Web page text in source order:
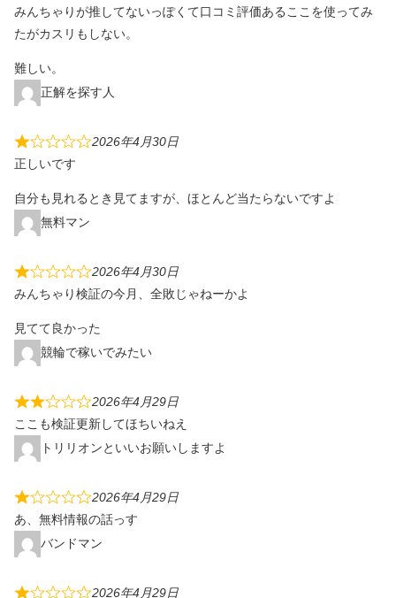
みんちゃりが推してないっぽくて口コミ評価あるここを使ってみ
たがカスリもしない。
難しい。
正解を探す人
2026年4月30日
正しいです
自分も見れるとき見てますが、ほとんど当たらないですよ
無料マン
2026年4月30日
みんちゃり検証の今月、全敗じゃねーかよ
見てて良かった
競輪で稼いでみたい
2026年4月29日
ここも検証更新してほちいねえ
トリリオンといいお願いしますよ
2026年4月29日
あ、無料情報の話っす
バンドマン
2026年4月29日